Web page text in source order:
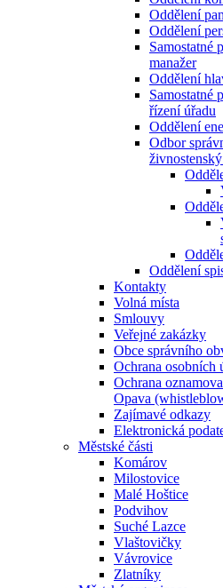
Oddělení
Oddělení
Samostatné
manažer
Oddělení
Samostatné
řízení úřadu
Oddělení
Odbor
Oddělení
Kontakty
Volná místa
Smlouvy
Veřejné zakázky
Obce správního
Ochrana osobních
Ochrana
Opava
Zajímavé odkazy
Elektronická
Městské části
Komárov
Milostovice
Malé Hoštice
Podvihov
Suché Lazce
Vlaštovičky
Vávrovice
Zlatníky